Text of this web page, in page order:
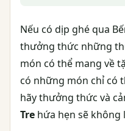
Nếu có dịp ghé qua
thưởng thức những
món có thể mang về
có những món chỉ có
hãy thưởng thức và
Tre hứa hẹn sẽ không